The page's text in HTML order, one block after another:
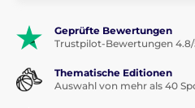
Geprüfte Bewertungen
Trustpilot-Bewertungen
Thematische Editionen
Auswahl von mehr als 40